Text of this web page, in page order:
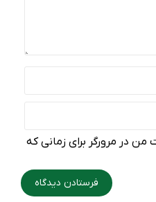
من در مرورگر برای زمانی که